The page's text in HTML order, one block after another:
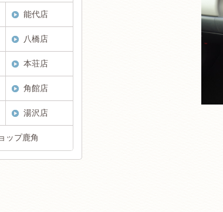
能代店
八橋店
本荘店
角館店
湯沢店
ップ鹿角